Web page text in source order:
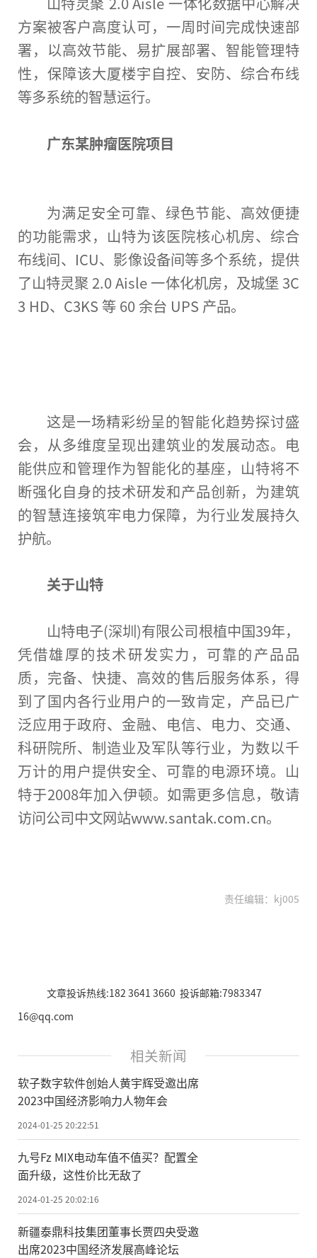
方案被客户高度认可，一周时间完成快速部
署，以高效节能、易扩展部署、智能管理特
性，保障该大厦楼宇自控、安防、综合布线
等多系统的智慧运行。
广东某肿瘤医院项目
为满足安全可靠、绿色节能、高效便捷
的功能需求，山特为该医院核心机房、综合
布线间、ICU、影像设备间等多个系统，提供
了山特灵聚 2.0 Aisle 一体化机房，及城堡 3C
3 HD、C3KS 等 60 余台 UPS 产品。
这是一场精彩纷呈的智能化趋势探讨盛
会，从多维度呈现出建筑业的发展动态。电
能供应和管理作为智能化的基座，山特将不
断强化自身的技术研发和产品创新，为建筑
的智慧连接筑牢电力保障，为行业发展持久
护航。
关于山特
山特电子(深圳)有限公司根植中国39年，
凭借雄厚的技术研发实力，可靠的产品品
质，完备、快捷、高效的售后服务体系，得
到了国内各行业用户的一致肯定，产品已广
泛应用于政府、 金融、电信、电力、交通、
科研院所、制造业及军队等行业，为数以千
万计的用户提供安全、可靠的电源环境。山
特于2008年加入伊顿。如需更多信息，敬请
访问公司中文网站www.santak.com.cn。
责任编辑：kj005
文章投诉热线:182 3641 3660 投诉邮箱:7983347
16@qq.com
相关新闻
软子数字软件创始人黄宇辉受邀出席
2023中国经济影响力人物年会
2024-01-25 20:22:51
九号Fz MIX电动车值不值买？配置全
面升级，这性价比无敌了
2024-01-25 20:02:16
新疆泰鼎科技集团董事长贾四央受邀
出席2023中国经济发展高峰论坛